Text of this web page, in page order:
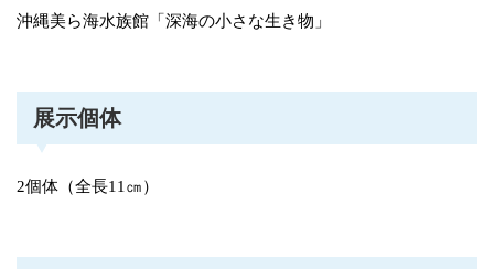
沖縄美ら海水族館「深海の小さな生き物」
展示個体
2個体（全長11㎝）